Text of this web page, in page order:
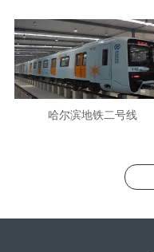
哈尔滨地铁二号线